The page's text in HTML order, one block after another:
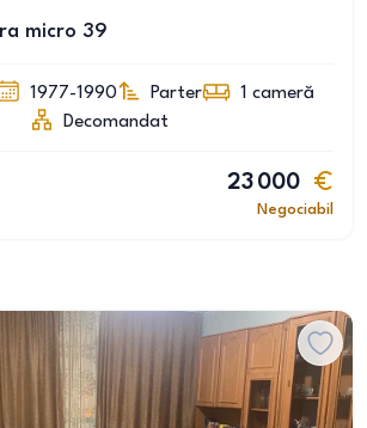
micro 39
1977-1990 Parter 1 cameră
Decomandat
23 000
Negociabil